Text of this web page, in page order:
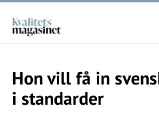
Hon vill få in
i standarder